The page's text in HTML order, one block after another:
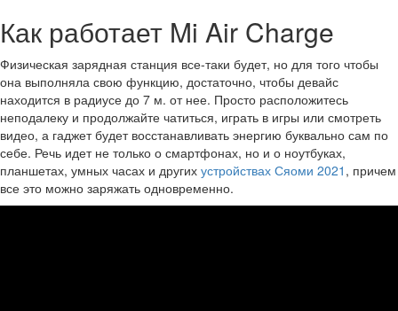
Как работает Mi Air Charge
Физическая зарядная станция все-таки будет, но для того чтобы
она выполняла свою функцию, достаточно, чтобы девайс
находится в радиусе до 7 м. от нее. Просто расположитесь
неподалеку и продолжайте чатиться, играть в игры или смотреть
видео, а гаджет будет восстанавливать энергию буквально сам по
себе. Речь идет не только о смартфонах, но и о ноутбуках,
планшетах, умных часах и других устройствах Сяоми 2021 , причем
все это можно заряжать одновременно.